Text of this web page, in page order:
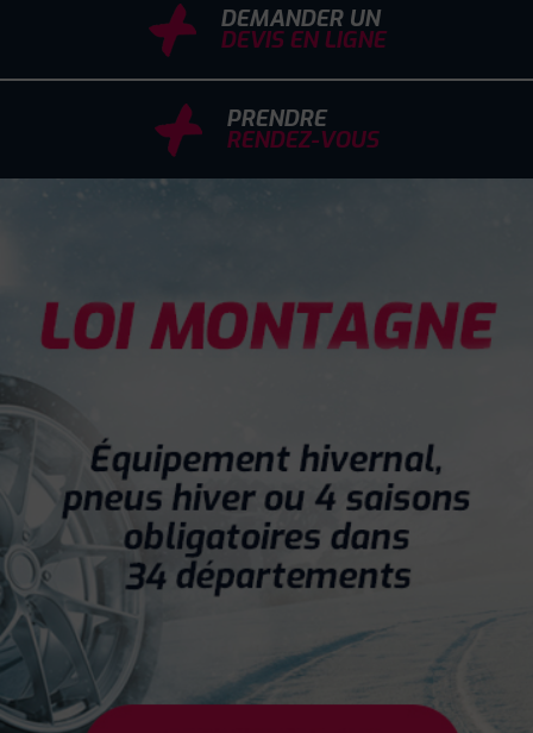
DEMANDER UN
DEVIS EN LIGNE
PRENDRE
RENDEZ-VOUS